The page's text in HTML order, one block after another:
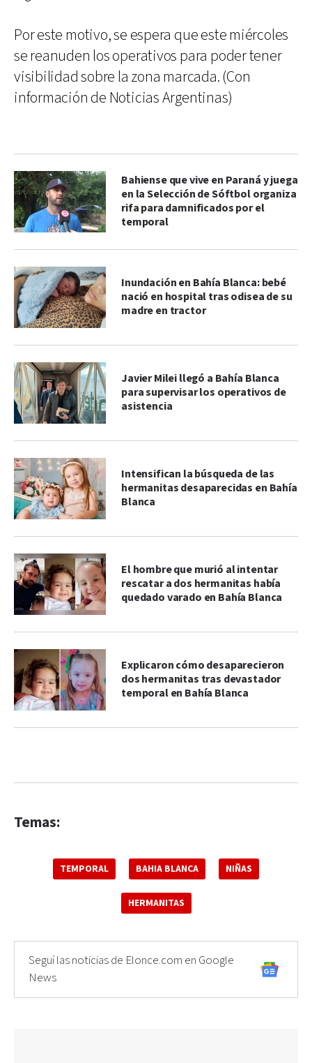
Por este motivo, se espera que este miércoles
se reanuden los operativos para poder tener
visibilidad sobre la zona marcada. (Con
información de Noticias Argentinas)
Bahiense que vive en Paraná y juega
en la Selección de Sóftbol organiza
rifa para damnificados por el
temporal
Inundación en Bahía Blanca: bebé
nació en hospital tras odisea de su
madre en tractor
Javier Milei llegó a Bahía Blanca
para supervisar los operativos de
asistencia
Intensifican la búsqueda de las
hermanitas desaparecidas en Bahía
Blanca
El hombre que murió al intentar
rescatar a dos hermanitas había
quedado varado en Bahía Blanca
Explicaron cómo desaparecieron
dos hermanitas tras devastador
temporal en Bahía Blanca
Temas:
TEMPORAL BAHIA BLANCA NIÑAS
HERMANITAS
Seguí las noticias de Elonce.com en Google
News